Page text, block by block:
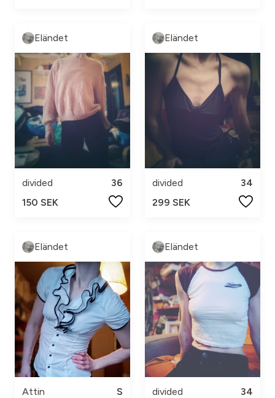
Eländet
divided
36
150 SEK
Eländet
divided
34
299 SEK
Eländet
Attin
S
Eländet
divided
34